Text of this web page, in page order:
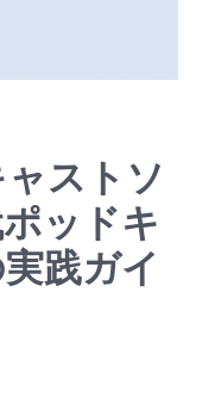
ストソ
ッドキ
践ガイ